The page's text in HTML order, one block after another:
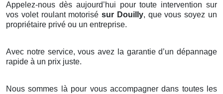
Appelez-nous dès aujourd’hui pour toute intervention sur
vos volet roulant motorisésur Douilly, que vous soyez un
propriétaire privé ou un entreprise.
Avec notre service, vous avez la garantie d’un dépannage
rapide à un prix juste.
Nous sommes là pour vous accompagner dans toutes les